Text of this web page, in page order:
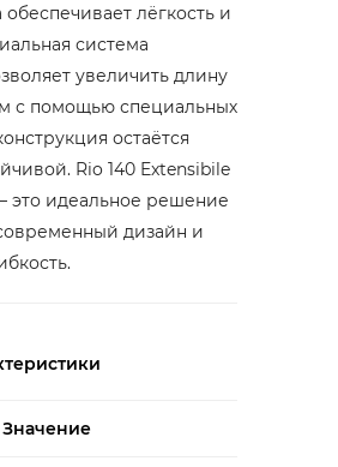
лёгкость и
система
увеличить длину
с помощью специальных
остаётся
Rio 140 Extensibile
это идеальное решение
дизайн и
Значение